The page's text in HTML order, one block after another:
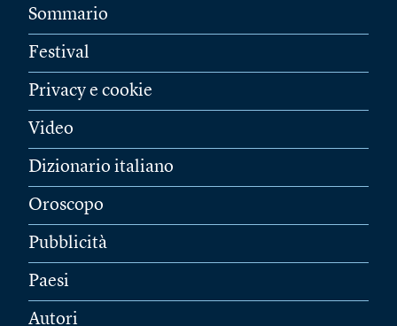
Sommario
Festival
Privacy e cookie
Video
Dizionario italiano
Oroscopo
Pubblicità
Paesi
Autori